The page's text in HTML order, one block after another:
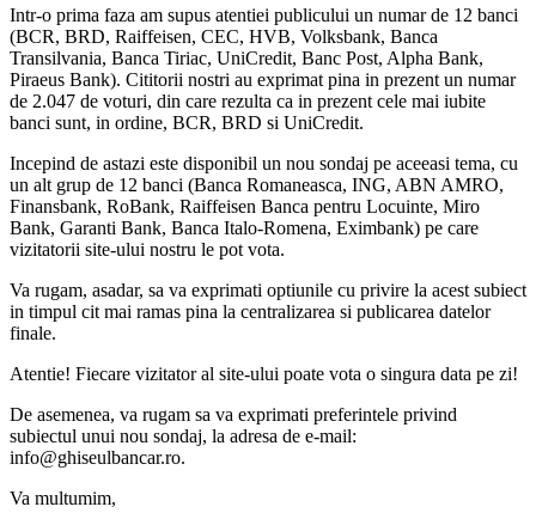
Intr-o prima faza am supus atentiei publicului un numar de 12 banci
(BCR, BRD, Raiffeisen, CEC, HVB, Volksbank, Banca
Transilvania, Banca Tiriac, UniCredit, Banc Post, Alpha Bank,
Piraeus Bank). Cititorii nostri au exprimat pina in prezent un numar
de 2.047 de voturi, din care rezulta ca in prezent cele mai iubite
banci sunt, in ordine, BCR, BRD si UniCredit.
Incepind de astazi este disponibil un nou sondaj pe aceeasi tema, cu
un alt grup de 12 banci (Banca Romaneasca, ING, ABN AMRO,
Finansbank, RoBank, Raiffeisen Banca pentru Locuinte, Miro
Bank, Garanti Bank, Banca Italo-Romena, Eximbank) pe care
vizitatorii site-ului nostru le pot vota.
Va rugam, asadar, sa va exprimati optiunile cu privire la acest subiect
in timpul cit mai ramas pina la centralizarea si publicarea datelor
finale.
Atentie! Fiecare vizitator al site-ului poate vota o singura data pe zi!
De asemenea, va rugam sa va exprimati preferintele privind
subiectul unui nou sondaj, la adresa de e-mail:
info@ghiseulbancar.ro.
Va multumim,